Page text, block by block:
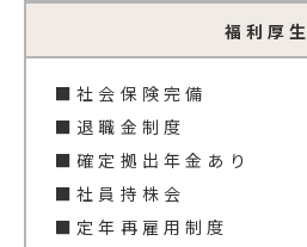
福利厚生
■社会保険完備
■退職金制度
■確定拠出年金あり
■社員持株会
■定年再雇用制度